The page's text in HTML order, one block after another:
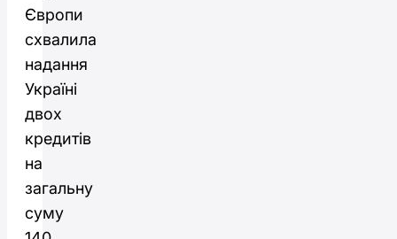
Європи
схвалила
надання
Україні
двох
кредитів
на
загальну
суму